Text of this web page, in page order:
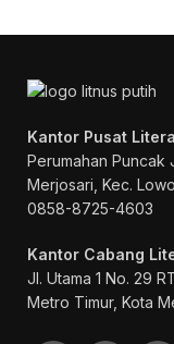
Kantor Pusat
Perumahan Puncak
Merjosari, Kec.
0858-8725-4603
Kantor Cabang
Jl. Utama 1 No. 29
Metro Timur, Kota